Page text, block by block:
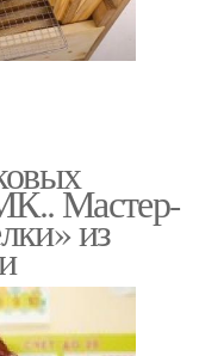
Мастер-
из